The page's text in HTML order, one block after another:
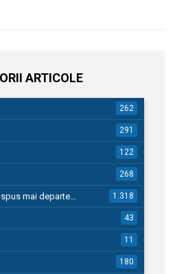
ARTICOLE
262
291
122
268
spus mai departe… 1.318
43
11
180